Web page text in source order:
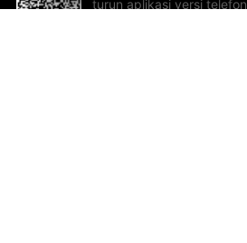
turun aplikasi versi telefon